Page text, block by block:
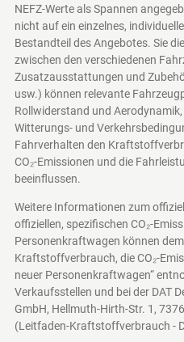
NEFZ-Werte als Spannen
nicht auf ein einzelnes,
Bestandteil des Angebotes. Sie
zwischen den verschiedenen
Zusatzausstattungen und
usw.) können relevante
Rollwiderstand und
Witterungs- und
Fahrverhalten den
CO₂-Emissionen und die
beeinflussen.
Weitere Informationen zum
offiziellen, spezifischen CO₂-
Personenkraftwagen können
Kraftstoffverbrauch, die CO₂-
neuer Personenkraftwagen“
Verkaufsstellen und bei der DAT
GmbH, Hellmuth-Hirth-Str. 1,
(Leitfaden-Kraftstoffverbrauch -